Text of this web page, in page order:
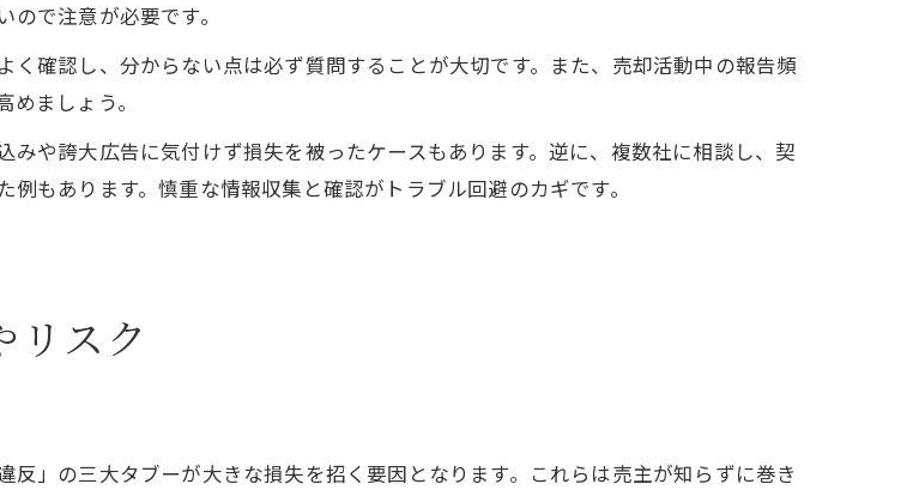
で注意が必要です。
確認し、分からない点は必ず質問することが大切です。また、売却活動中の報告頻
ましょう。
や誇大広告に気付けず損失を被ったケースもあります。逆に、複数社に相談し、契
もあります。慎重な情報収集と確認がトラブル回避のカギです。
スク
」の三大タブーが大きな損失を招く要因となります。これらは売主が知らずに巻き